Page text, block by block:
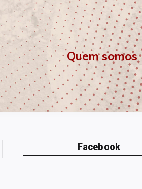
Quem somos
Facebook